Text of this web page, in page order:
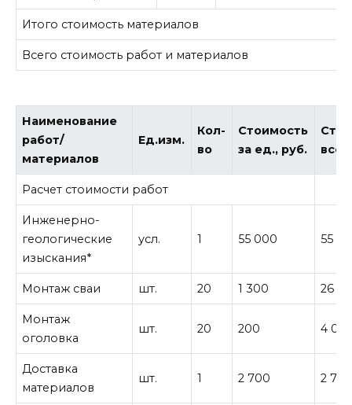
Итого стоимость материалов
Всего стоимость работ и материалов
Наименование
работ/
материалов
Ед.изм.
Кол-
во
Стоимость
за ед., руб.
Расчет стоимости работ
Инженерно-
геологические
изыскания*
усл. 1 55 000 55
Монтаж сваи шт. 20 1 300 26
Монтаж
оголовка
шт. 20 200 4
Доставка
материалов
шт. 1 2 700 2